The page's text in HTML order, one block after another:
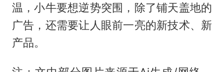
温，小牛要想逆势突围，除了铺天盖地的
广告，还需要让人眼前一亮的新技术、新
产品。